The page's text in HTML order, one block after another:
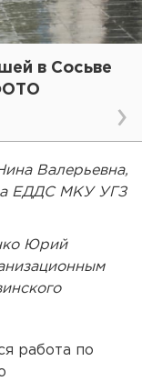
в Сосьве
Валерьевна,
ЕДДС МКУ УГЗ
Юрий
работа по